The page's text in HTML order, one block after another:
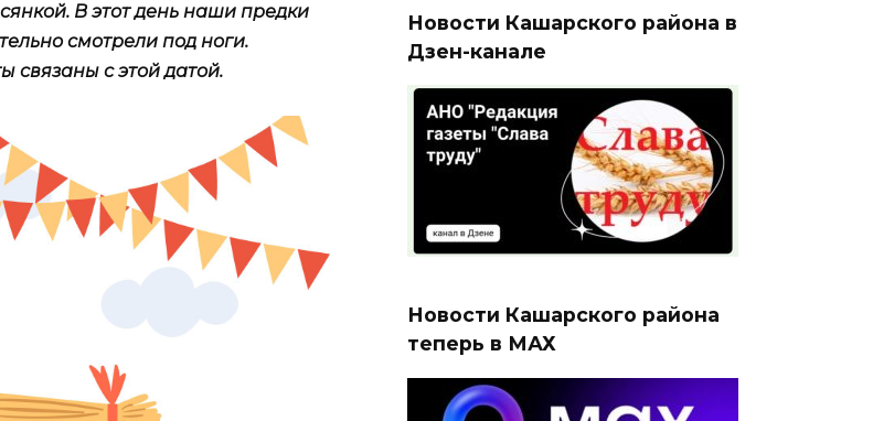
В этот день наши предки
смотрели под ноги.
связаны с этой датой.
Новости Кашарского района в
Дзен-канале
Новости Кашарского района
теперь в МАХ